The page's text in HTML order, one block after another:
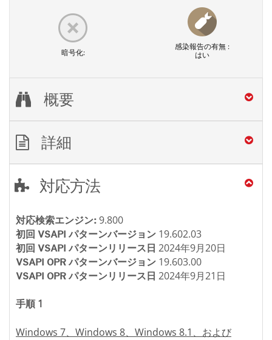
暗号化:
感染報告の有無 :
はい
概要
詳細
対応方法
対応検索エンジン: 9.800
初回 VSAPI パターンバージョン 19.602.03
初回 VSAPI パターンリリース日 2024年9月20日
VSAPI OPR パターンバージョン 19.603.00
VSAPI OPR パターンリリース日 2024年9月21日
手順 1
Windows 7、Windows 8、Windows 8.1、および